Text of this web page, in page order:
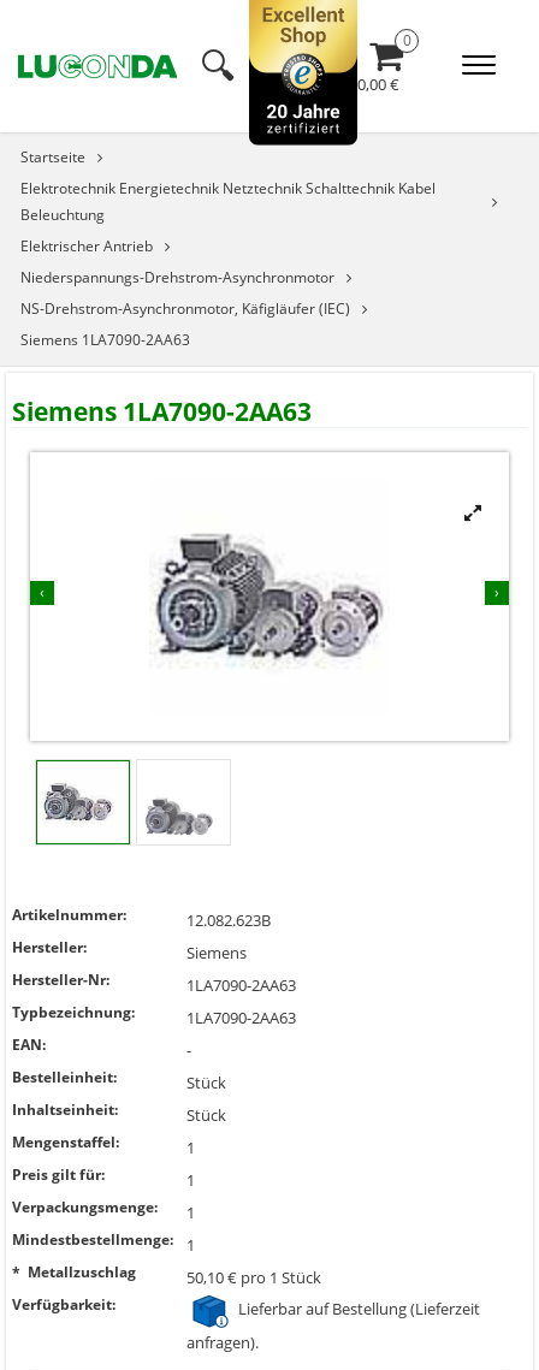
🔍︎ 0,00 €
Startseite
Elektrotechnik Energietechnik Netztechnik Schalttechnik Kabel
Beleuchtung
Elektrischer Antrieb
Niederspannungs-Drehstrom-Asynchronmotor
NS-Drehstrom-Asynchronmotor, Käfigläufer (IEC)
Siemens 1LA7090-2AA63
Siemens 1LA7090-2AA63
‹ ›


Artikelnummer: 12.082.623B
Hersteller: Siemens
Hersteller-Nr: 1LA7090-2AA63
Typbezeichnung: 1LA7090-2AA63
EAN: -
Bestelleinheit: Stück
Inhaltseinheit: Stück
Mengenstaffel: 1
Preis gilt für: 1
Verpackungsmenge: 1
Mindestbestellmenge: 1
* Metallzuschlag 50,10 € pro 1 Stück
Verfügbarkeit:
Lieferbar auf Bestellung (Lieferzeit
anfragen).